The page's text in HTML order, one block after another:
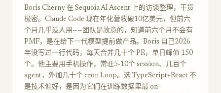
Boris Cherny 在 Sequoia AI Ascent 上的访谈整理，干货
极密。Claude Code 现在年化营收破10亿美元，但前六
个月几乎没人用——团队是故意的，知道前六个月不会有
PMF，是在给下一代模型提前做产品。Boris 自己2026
年没写过一行代码，每天合并几十个 PR，单日峰值 150
个。他主要用手机操作，常驻5-10个 session、几百个
agent，外加几十个 cron Loop。选 TypeScript+React 不
是技术偏好，是因为它们在训练数据里最 on-